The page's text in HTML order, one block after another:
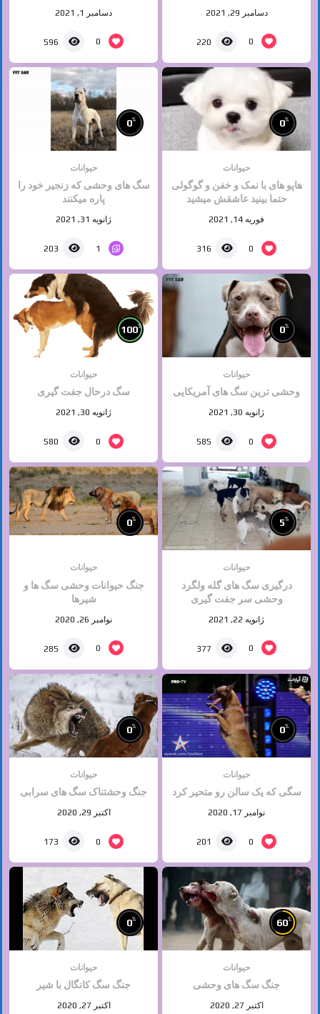
دسامبر 29, 2021
0
220
دسامبر 1, 2021
0
596
0%
حیوانات
هاپو های با نمک و خفن و گوگولی
حتما بینید عاشقش میشید
فوریه 14, 2021
0
316
0%
حیوانات
سگ های وحشی که زنجیر خود را
پاره میکنند
ژانویه 31, 2021
1
203
0%
حیوانات
وحشی ترین سگ های آمریکایی
ژانویه 30, 2021
0
585
100%
حیوانات
سگ درحال جفت گیری
ژانویه 30, 2021
0
580
5%
حیوانات
درگیری سگ های گله ولگرد
وحشی سر جفت گیری
ژانویه 22, 2021
0
377
0%
حیوانات
جنگ حیوانات وحشی سگ ها و
شیرها
نوامبر 26, 2020
0
285
0%
حیوانات
سگی که یک سالن رو متحیر کرد
نوامبر 17, 2020
0
201
0%
حیوانات
جنگ وحشتناک سگ های سرابی
اکتبر 29, 2020
0
173
60%
حیوانات
جنگ سگ های وحشی
اکتبر 27, 2020
0%
حیوانات
جنگ سگ کانگال با شیر
اکتبر 27, 2020